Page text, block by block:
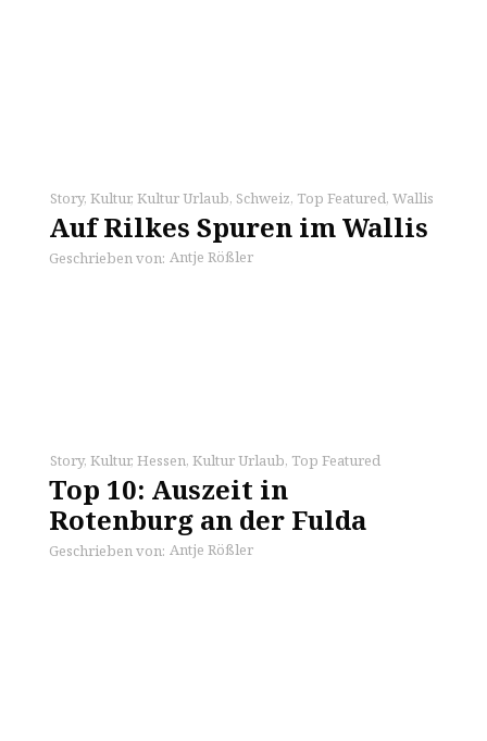
Story, Kultur, Kultur Urlaub, Schweiz, Top Featured, Wallis
Auf Rilkes Spuren im Wallis
Geschrieben von: Antje Rößler
Story, Kultur, Hessen, Kultur Urlaub, Top Featured
Top 10: Auszeit in
Rotenburg an der Fulda
Geschrieben von: Antje Rößler